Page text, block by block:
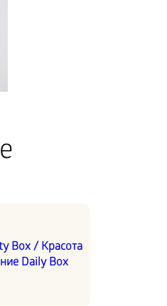
Box / Красота
Daily Box